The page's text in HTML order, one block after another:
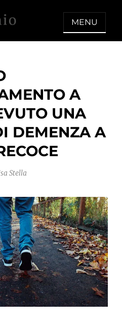
dopo la
MENU
A
UNA
DEMENZA A
Stella